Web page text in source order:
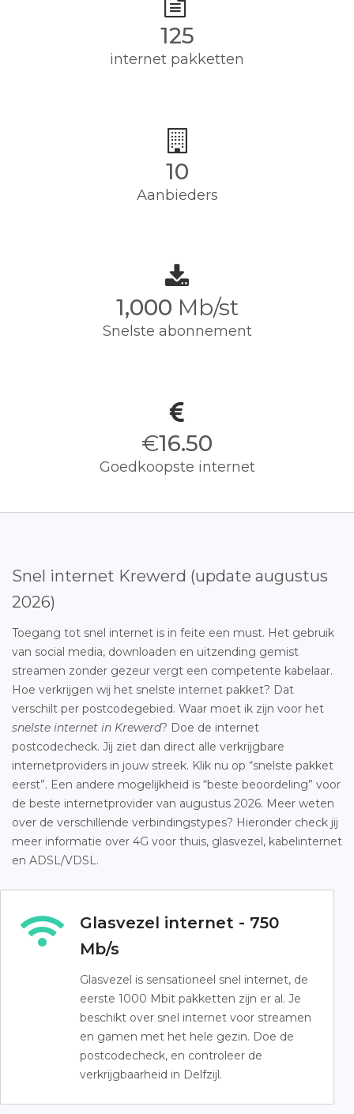
125
internet pakketten
10
Aanbieders
1,000 Mb/st
Snelste abonnement
€16.50
Goedkoopste internet
Snel internet Krewerd (update augustus
2026)
Toegang tot snel internet is in feite een must. Het gebruik
van social media, downloaden en uitzending gemist
streamen zonder gezeur vergt een competente kabelaar.
Hoe verkrijgen wij het snelste internet pakket? Dat
verschilt per postcodegebied. Waar moet ik zijn voor het
snelste internet in Krewerd? Doe de internet
postcodecheck. Jij ziet dan direct alle verkrijgbare
internetproviders in jouw streek. Klik nu op “snelste pakket
eerst”. Een andere mogelijkheid is “beste beoordeling” voor
de beste internetprovider van augustus 2026. Meer weten
over de verschillende verbindingstypes? Hieronder check jij
meer informatie over 4G voor thuis, glasvezel, kabelinternet
en ADSL/VDSL.
Glasvezel internet - 750
Mb/s
Glasvezel is sensationeel snel internet, de
eerste 1000 Mbit pakketten zijn er al. Je
beschikt over snel internet voor streamen
en gamen met het hele gezin. Doe de
postcodecheck, en controleer de
verkrijgbaarheid in Delfzijl.